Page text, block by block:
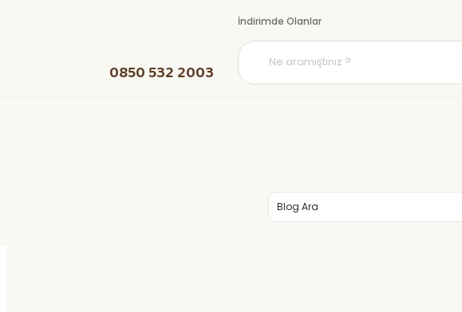
0850 532 2003
İndirimde Olanlar